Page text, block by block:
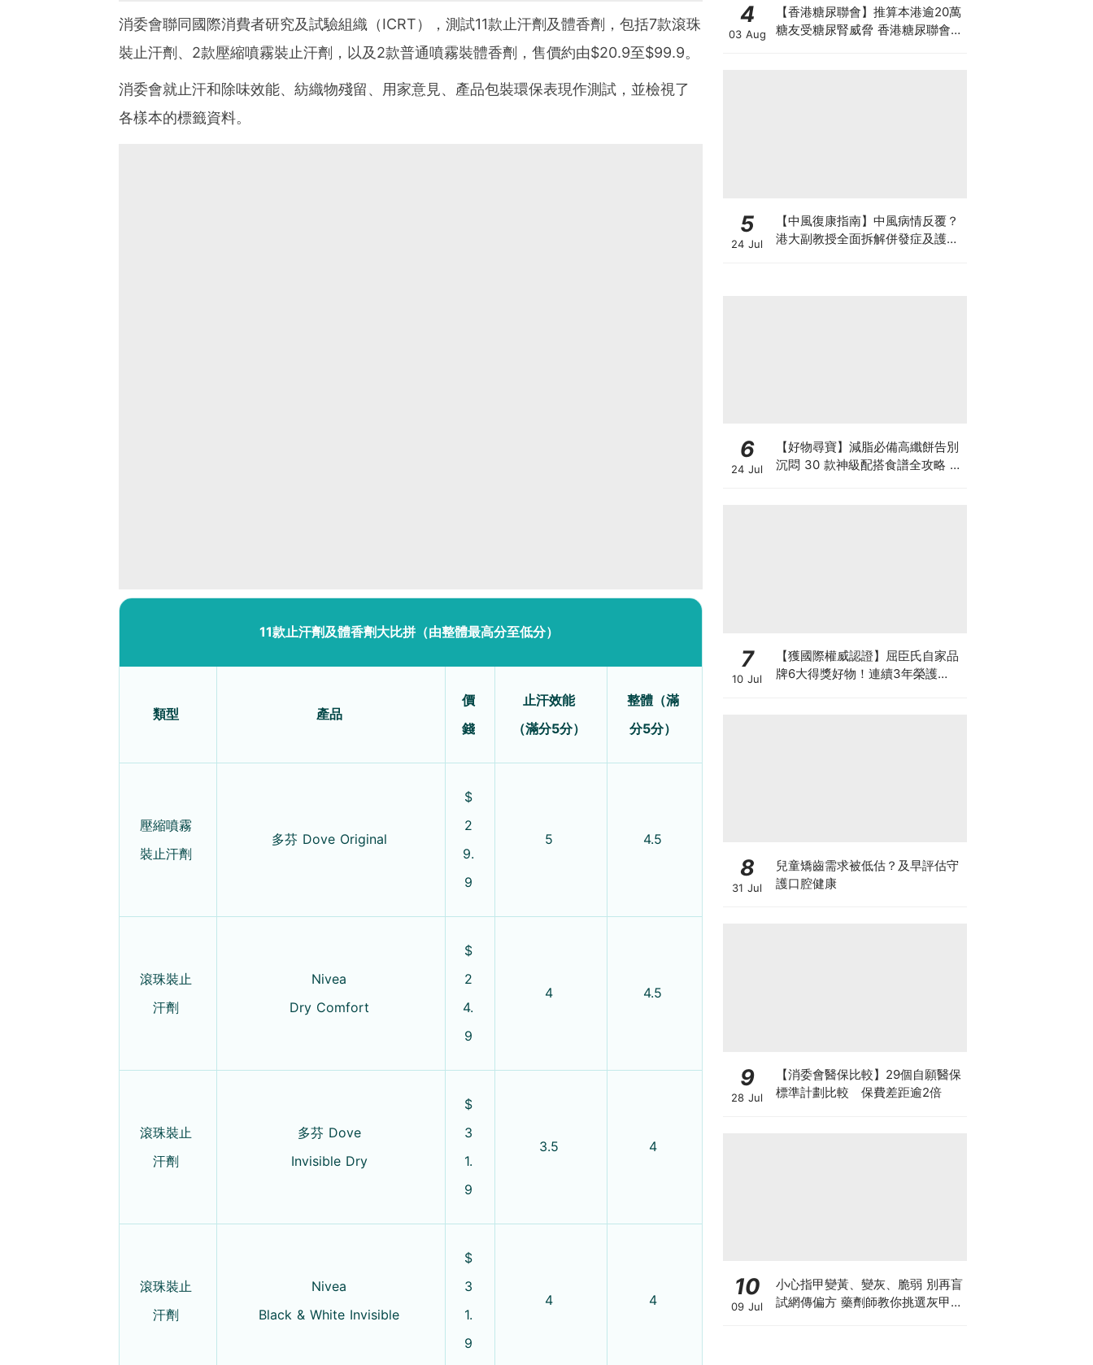
消委會聯同國際消費者研究及試驗組織（ICRT），測試11款止汗劑及體香劑，包括7款滾珠
裝止汗劑、2款壓縮噴霧裝止汗劑，以及2款普通噴霧裝體香劑，售價約由$20.9至$99.9。
消委會就止汗和除味效能、紡織物殘留、用家意見、產品包裝環保表現作測試，並檢視了
各樣本的標籤資料。
11款止汗劑及體香劑大比拼（由整體最高分至低分）
類型 產品
價
錢
止汗效能
（滿分5分）
整體（滿
分5分）
壓縮噴霧
裝止汗劑
多芬 Dove Original
$
2
9.
9
5 4.5
滾珠裝止
汗劑
Nivea
Dry Comfort
$
2
4.
9
4 4.5
滾珠裝止
汗劑
多芬 Dove
Invisible Dry
$
3
1.
9
3.5 4
滾珠裝止
汗劑
Nivea
Black & White Invisible
$
3
1.
9
4 4
4
03 Aug
【香港糖尿聯會】推算本港逾20萬
糖友受糖尿腎威脅 香港糖尿聯會
5
24 Jul
【中風復康指南】中風病情反覆？
港大副教授全面拆解併發症及護理
6
24 Jul
【好物尋寶】減脂必備高纖餅告別
沉悶 30 款神級配搭食譜全攻略 日
7
10 Jul
【獲國際權威認證】屈臣氏自家品
牌6大得獎好物！連續3年榮護
8
31 Jul
兒童矯齒需求被低估？及早評估守
護口腔健康
9
28 Jul
【消委會醫保比較】29個自願醫保
標準計劃比較 保費差距逾2倍
10
09 Jul
小心指甲變黃、變灰、脆弱 別再盲
試網傳偏方 藥劑師教你挑選灰甲產